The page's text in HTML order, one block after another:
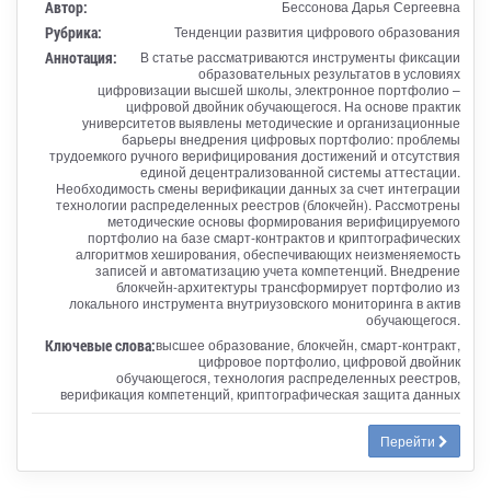
Автор: Бессонова Дарья Сергеевна
Рубрика: Тенденции развития цифрового образования
Аннотация:
В статье рассматриваются инструменты фиксации
образовательных результатов в условиях
цифровизации высшей школы, электронное портфолио –
цифровой двойник обучающегося. На основе практик
университетов выявлены методические и организационные
барьеры внедрения цифровых портфолио: проблемы
трудоемкого ручного верифицирования достижений и отсутствия
единой децентрализованной системы аттестации.
Необходимость смены верификации данных за счет интеграции
технологии распределенных реестров (блокчейн). Рассмотрены
методические основы формирования верифицируемого
портфолио на базе смарт-контрактов и криптографических
алгоритмов хеширования, обеспечивающих неизменяемость
записей и автоматизацию учета компетенций. Внедрение
блокчейн-архитектуры трансформирует портфолио из
локального инструмента внутриузовского мониторинга в актив
обучающегося.
Ключевые слова:высшее образование, блокчейн, смарт-контракт,
цифровое портфолио, цифровой двойник
обучающегося, технология распределенных реестров,
верификация компетенций, криптографическая защита данных
Перейти